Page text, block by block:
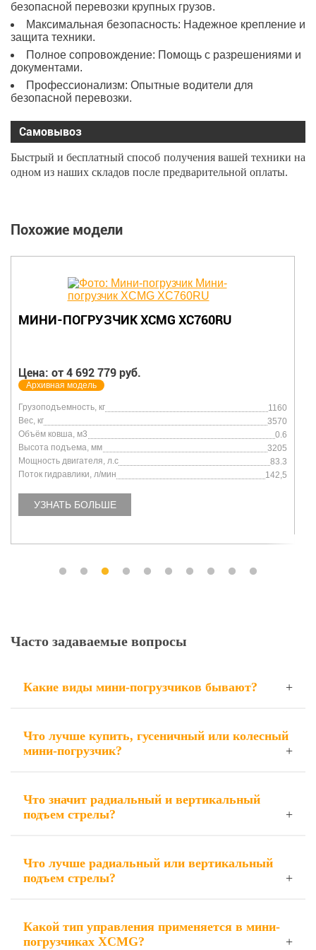
безопасной перевозки крупных грузов.
Максимальная безопасность: Надежное крепление и
защита техники.
Полное сопровождение: Помощь с разрешениями и
документами.
Профессионализм: Опытные водители для
безопасной перевозки.
Самовывоз
Быстрый и бесплатный способ получения вашей техники на
одном из наших складов после предварительной оплаты.
Похожие модели
МИНИ-ПОГРУЗЧИК XCMG SR760RU-Y
Цена: По запросу
Архивная модель
Грузоподъемность, кг
1150
Вес, кг
3580
Объём ковша, м3
0.6
Высота подъема, мм
3210
Мощность двигателя, л.с
83.3
Поток гидравлики, л/мин
142,5
УЗНАТЬ БОЛЬШЕ
Часто задаваемые вопросы
Какие виды мини-погрузчиков бывают?
Что лучше купить, гусеничный или колесный
мини-погрузчик?
Что значит радиальный и вертикальный
подъем стрелы?
Что лучше радиальный или вертикальный
подъем стрелы?
Какой тип управления применяется в мини-
погрузчиках XCMG?